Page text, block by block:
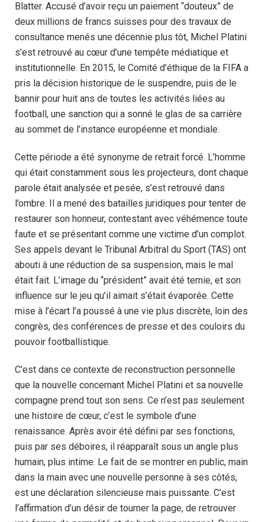
Blatter. Accusé d’avoir reçu un paiement “douteux” de
deux millions de francs suisses pour des travaux de
consultance menés une décennie plus tôt, Michel Platini
s’est retrouvé au cœur d’une tempête médiatique et
institutionnelle. En 2015, le Comité d’éthique de la FIFA a
pris la décision historique de le suspendre, puis de le
bannir pour huit ans de toutes les activités liées au
football, une sanction qui a sonné le glas de sa carrière
au sommet de l’instance européenne et mondiale.
Cette période a été synonyme de retrait forcé. L’homme
qui était constamment sous les projecteurs, dont chaque
parole était analysée et pesée, s’est retrouvé dans
l’ombre. Il a mené des batailles juridiques pour tenter de
restaurer son honneur, contestant avec véhémence toute
faute et se présentant comme une victime d’un complot.
Ses appels devant le Tribunal Arbitral du Sport (TAS) ont
abouti à une réduction de sa suspension, mais le mal
était fait. L’image du “président” avait été ternie, et son
influence sur le jeu qu’il aimait s’était évaporée. Cette
mise à l’écart l’a poussé à une vie plus discrète, loin des
congrès, des conférences de presse et des couloirs du
pouvoir footballistique.
C’est dans ce contexte de reconstruction personnelle
que la nouvelle concernant Michel Platini et sa nouvelle
compagne prend tout son sens. Ce n’est pas seulement
une histoire de cœur, c’est le symbole d’une
renaissance. Après avoir été défini par ses fonctions,
puis par ses déboires, il réapparaît sous un angle plus
humain, plus intime. Le fait de se montrer en public, main
dans la main avec une nouvelle personne à ses côtés,
est une déclaration silencieuse mais puissante. C’est
l’affirmation d’un désir de tourner la page, de retrouver